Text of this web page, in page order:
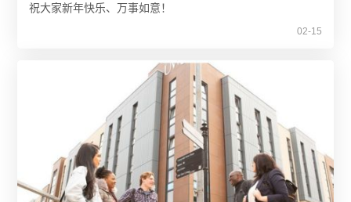
祝大家新年快乐、万事如意！
02-15